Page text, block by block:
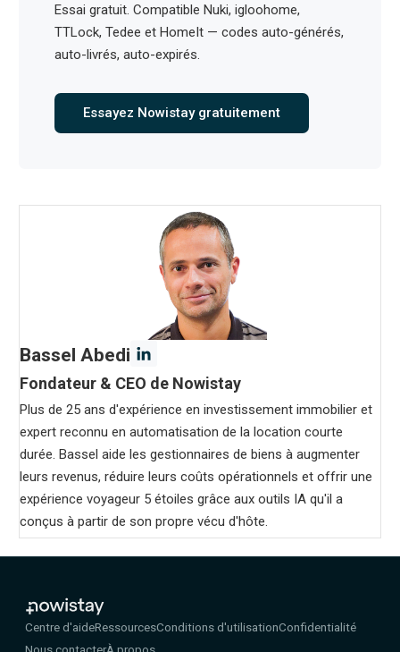
Essai gratuit. Compatible Nuki, igloohome,
TTLock, Tedee et HomeIt — codes auto-générés,
auto-livrés, auto-expirés.
Essayez Nowistay gratuitement
Bassel Abedi
Fondateur & CEO de Nowistay
Plus de 25 ans d'expérience en investissement immobilier et
expert reconnu en automatisation de la location courte
durée. Bassel aide les gestionnaires de biens à augmenter
leurs revenus, réduire leurs coûts opérationnels et offrir une
expérience voyageur 5 étoiles grâce aux outils IA qu'il a
conçus à partir de son propre vécu d'hôte.
Centre d'aideRessourcesConditions d'utilisationConfidentialité
Nous contacterÀ propos